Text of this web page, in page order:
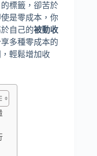
的標籤，卻苦於
是零成本，你
自己的被動收
多種零成本的
輕鬆增加收